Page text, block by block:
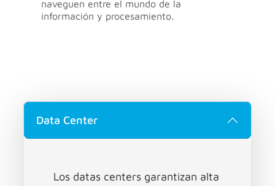
naveguen entre el mundo de la
información y procesamiento.
Data Center
Los datas centers garantizan alta